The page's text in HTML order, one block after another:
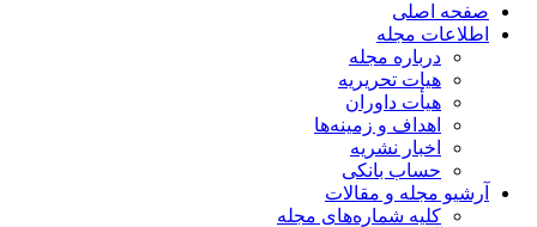
صفحه اصلی
اطلاعات مجله
درباره مجله
هیات تحریریه
هیأت داوران
اهداف و زمینه‌ها
اخبار نشریه
حساب بانکی
آرشیو مجله و مقالات
کلیه شماره‌های مجله